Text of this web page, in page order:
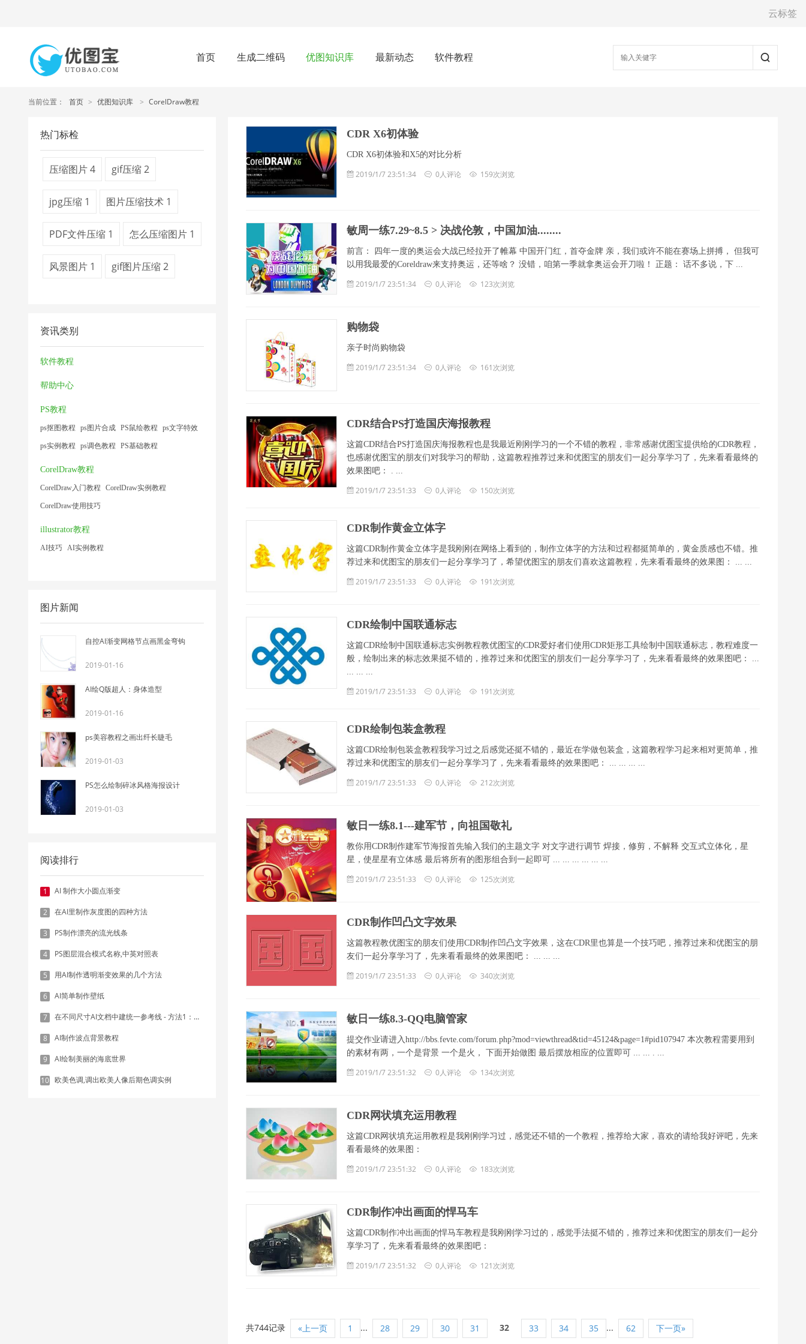
云标签
首页 生成二维码 优图知识库 最新动态 软件教程
当前位置： 首页 > 优图知识库 > CorelDraw教程
热门标检
压缩图片4 gif压缩2
jpg压缩 1 图片压缩技术 1
PDF文件压缩 1 怎么压缩图片 1
风景图片 1 gif图片压缩2
资讯类别
软件教程
帮助中心
PS教程
ps抠图教程 ps图片合成 PS鼠绘教程 ps文字特效
ps实例教程 ps调色教程 PS基础教程
CorelDraw教程
CorelDraw入门教程 CorelDraw实例教程
CorelDraw使用技巧
illustrator教程
AI技巧 AI实例教程
图片新闻
自控AI渐变网格节点画黑金弯钩
2019-01-16
AI绘Q版超人：身体造型
2019-01-16
ps美容教程之画出纤长睫毛
2019-01-03
PS怎么绘制碎冰风格海报设计
2019-01-03
阅读排行
1 AI 制作大小圆点渐变
2 在AI里制作灰度图的四种方法
3 PS制作漂亮的流光线条
4 PS图层混合模式名称,中英对照表
5 用AI制作透明渐变效果的几个方法
6 AI简单制作壁纸
7 在不同尺寸AI文档中建统一参考线 - 方法1：对齐和分布
8 AI制作波点背景教程
9 AI绘制美丽的海底世界
10 欧美色调,调出欧美人像后期色调实例
CDR X6初体验
CDR X6初体验和X5的对比分析
2019/1/7 23:51:34 0人评论 159次浏览
敏周一练7.29~8.5 > 决战伦敦，中国加油........
前言： 四年一度的奥运会大战已经拉开了帷幕 中国开门红，首夺金牌 亲，我们或许不能在赛场上拼搏， 但我可
以用我最爱的Coreldraw来支持奥运，还等啥？ 没错，咱第一季就拿奥运会开刀啦！ 正题： 话不多说，下 ...
2019/1/7 23:51:34 0人评论 123次浏览
购物袋
亲子时尚购物袋
2019/1/7 23:51:34 0人评论 161次浏览
CDR结合PS打造国庆海报教程
这篇CDR结合PS打造国庆海报教程也是我最近刚刚学习的一个不错的教程，非常感谢优图宝提供给的CDR教程，
也感谢优图宝的朋友们对我学习的帮助，这篇教程推荐过来和优图宝的朋友们一起分享学习了，先来看看最终的
效果图吧： . ...
2019/1/7 23:51:33 0人评论 150次浏览
CDR制作黄金立体字
这篇CDR制作黄金立体字是我刚刚在网络上看到的，制作立体字的方法和过程都挺简单的，黄金质感也不错。推
荐过来和优图宝的朋友们一起分享学习了，希望优图宝的朋友们喜欢这篇教程，先来看看最终的效果图： ... ...
2019/1/7 23:51:33 0人评论 191次浏览
CDR绘制中国联通标志
这篇CDR绘制中国联通标志实例教程教优图宝的CDR爱好者们使用CDR矩形工具绘制中国联通标志，教程难度一
般，绘制出来的标志效果挺不错的，推荐过来和优图宝的朋友们一起分享学习了，先来看看最终的效果图吧： ...
... ... ...
2019/1/7 23:51:33 0人评论 191次浏览
CDR绘制包装盒教程
这篇CDR绘制包装盒教程我学习过之后感觉还挺不错的，最近在学做包装盒，这篇教程学习起来相对更简单，推
荐过来和优图宝的朋友们一起分享学习了，先来看看最终的效果图吧： ... ... ... ...
2019/1/7 23:51:33 0人评论 212次浏览
敏日一练8.1---建军节，向祖国敬礼
教你用CDR制作建军节海报首先输入我们的主题文字 对文字进行调节 焊接，修剪，不解释 交互式立体化，星
星，使星星有立体感 最后将所有的图形组合到一起即可 ... ... ... ... ... ...
2019/1/7 23:51:33 0人评论 125次浏览
CDR制作凹凸文字效果
这篇教程教优图宝的朋友们使用CDR制作凹凸文字效果，这在CDR里也算是一个技巧吧，推荐过来和优图宝的朋
友们一起分享学习了，先来看看最终的效果图吧： ... ... ...
2019/1/7 23:51:33 0人评论 340次浏览
敏日一练8.3-QQ电脑管家
提交作业请进入http://bbs.fevte.com/forum.php?mod=viewthread&tid=45124&page=1#pid107947 本次教程需要用到
的素材有两，一个是背景 一个是火， 下面开始做图 最后摆放相应的位置即可 ... ... . ...
2019/1/7 23:51:32 0人评论 134次浏览
CDR网状填充运用教程
这篇CDR网状填充运用教程是我刚刚学习过，感觉还不错的一个教程，推荐给大家，喜欢的请给我好评吧，先来
看看最终的效果图：
2019/1/7 23:51:32 0人评论 183次浏览
CDR制作冲出画面的悍马车
这篇CDR制作冲出画面的悍马车教程是我刚刚学习过的，感觉手法挺不错的，推荐过来和优图宝的朋友们一起分
享学习了，先来看看最终的效果图吧：
2019/1/7 23:51:32 0人评论 121次浏览
共744记录 «上一页 1 ... 28 29 30 31 32 33 34 35 ... 62 下一页»